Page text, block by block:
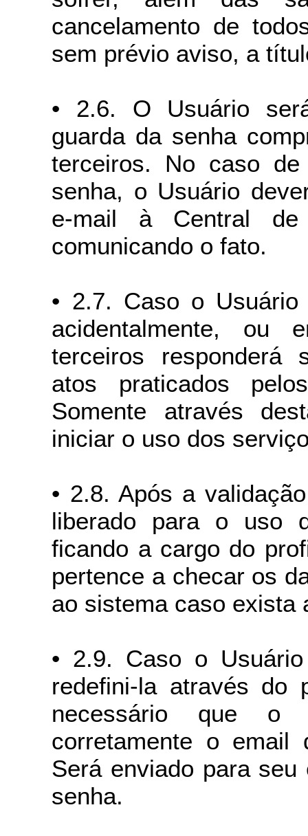
cancelamento de
sem prévio aviso, a
• 2.6. O Usuário
guarda da senha
terceiros. No caso
senha, o Usuário
e-mail à Central de
comunicando o fato.
• 2.7. Caso o
acidentalmente, ou
terceiros responderá
atos praticados
Somente através
iniciar o uso dos
• 2.8. Após a
liberado para o uso
ficando a cargo do
pertence a checar os
ao sistema caso exista
• 2.9. Caso o
redefini-la através do
necessário que o
corretamente o email
Será enviado para
senha.